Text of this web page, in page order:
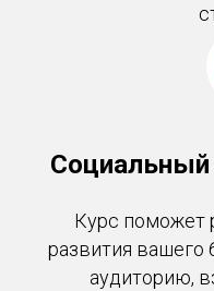
Социальный
Курс поможет
развития вашего
аудиторию,